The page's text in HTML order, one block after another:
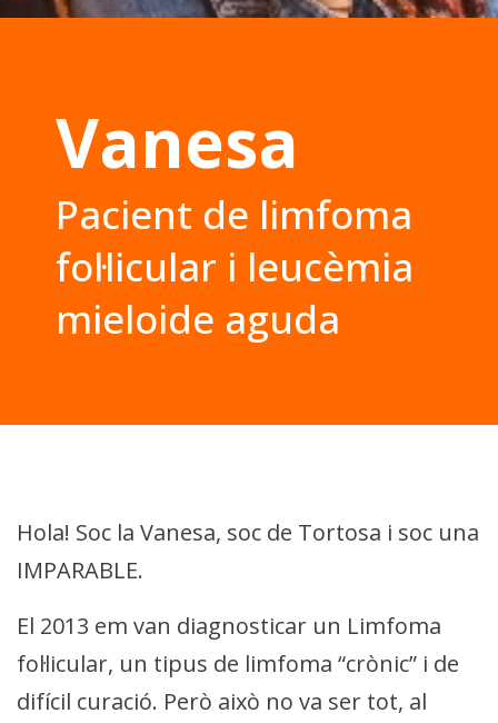
Vanesa
Pacient de limfoma
fol·licular i leucèmia
mieloide aguda
Hola! Soc la Vanesa, soc de Tortosa i soc una
IMPARABLE.
El 2013 em van diagnosticar un Limfoma
fol·licular, un tipus de limfoma “crònic” i de
difícil curació. Però això no va ser tot, al